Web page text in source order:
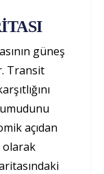
güneş
Transit
açıdan
olarak